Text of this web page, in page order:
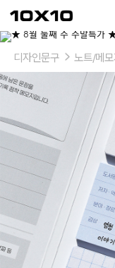
텐
바
텐
디자인문구 노트/메모